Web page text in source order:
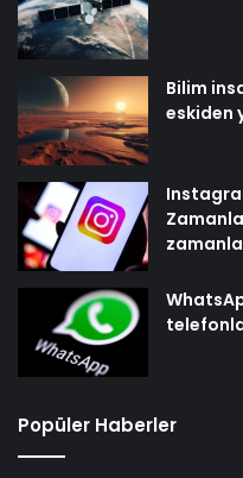
Bilim
eskiden
Popüler Haberler